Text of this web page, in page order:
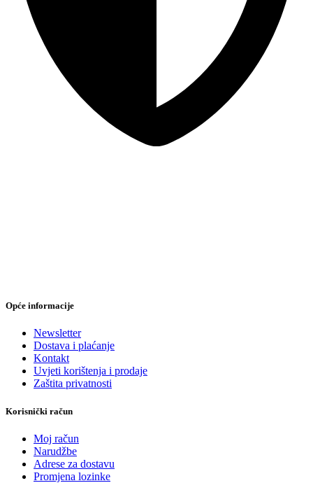
Opće informacije
Newsletter
Dostava i plaćanje
Kontakt
Uvjeti korištenja i prodaje
Zaštita privatnosti
Korisnički račun
Moj račun
Narudžbe
Adrese za dostavu
Promjena lozinke